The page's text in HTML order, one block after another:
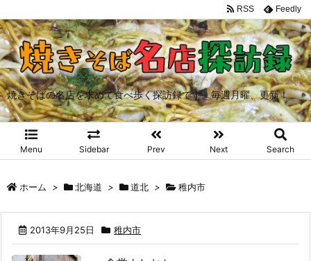
焼きそばの名店を求めて食べ歩く探訪録です。毎週月曜、更新！
Menu Sidebar Prev Next Search
RSS Feedly
ホーム > 北海道 > 道北 > 稚内市
2013年9月25日 稚内市